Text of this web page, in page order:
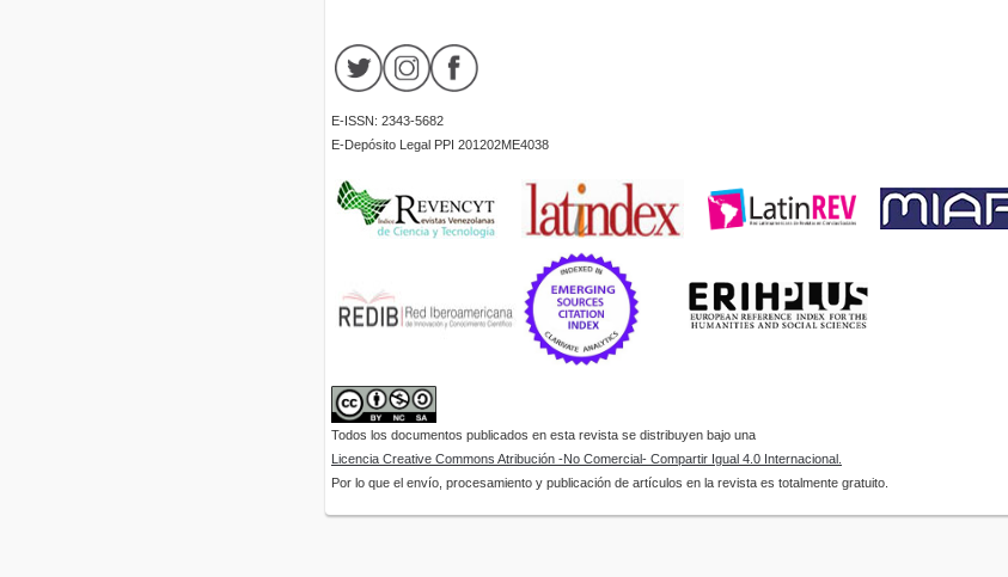
E-ISSN: 2343-5682
E-Depósito Legal PPI 201202ME4038
Todos los documentos publicados en esta revista se distribuyen bajo una
Licencia Creative Commons Atribución -No Comercial- Compartir Igual 4.0 Internacional.
Por lo que el envío, procesamiento y publicación de artículos en la revista es totalmente gratuito.